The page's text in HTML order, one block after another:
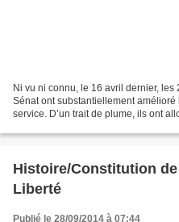
Ni vu ni connu, le 16 avril dernier,
Sénat ont substantiellement
service. D’un trait de plume, ils ont
Histoire/Constitution
Liberté
Publié le 28/09/2014 à 07:44